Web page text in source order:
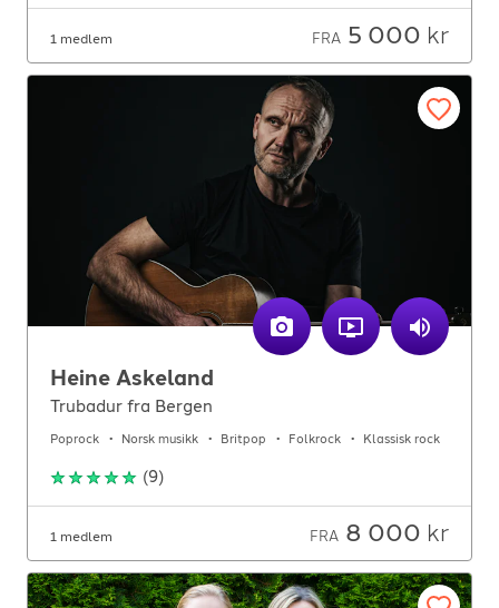
1 medlem FRA 5 000 kr
Heine Askeland
Trubadur fra Bergen
Poprock Norsk musikk Britpop Folkrock Klassisk rock
(9)
1 medlem FRA 8 000 kr